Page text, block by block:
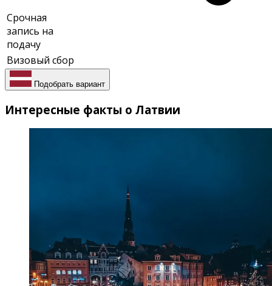
Срочная
запись на
подачу
Визовый сбор
Подобрать вариант
Интересные факты о Латвии